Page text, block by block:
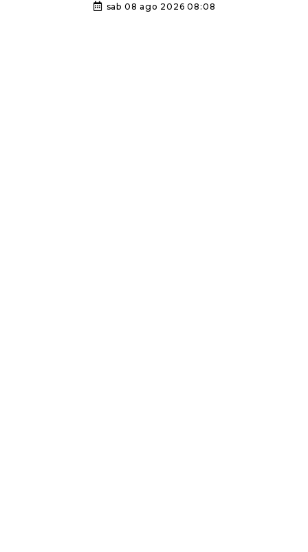
sab 08 ago 2026 08:08